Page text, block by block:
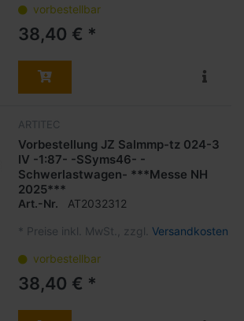
vorbestellbar
38,40 € *
ARTITEC
Vorbestellung JZ Salmmp-tz 024-3
IV -1:87- -SSyms46- -
Schwerlastwagen- ***Messe NH
2025***
Art.-Nr. AT2032312
* Preise inkl. MwSt., zzgl. Versandkosten
vorbestellbar
38,40 € *